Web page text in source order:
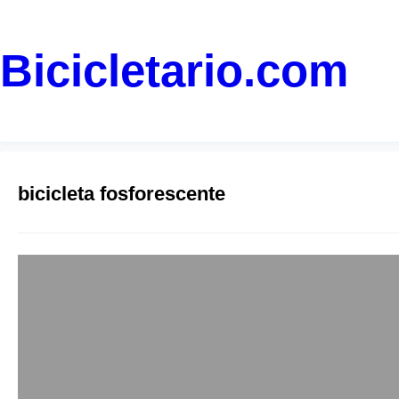
Bicicletario.com
bicicleta fosforescente